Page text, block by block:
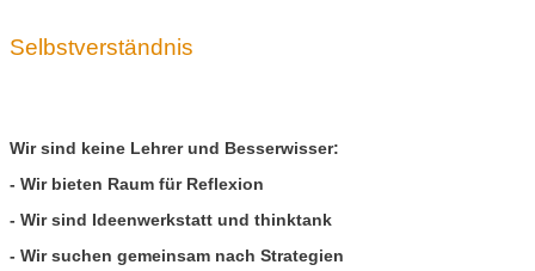
Selbstverständnis
Wir sind keine Lehrer und Besserwisser:
- Wir bieten Raum für Reflexion
- Wir sind Ideenwerkstatt und thinktank
- Wir suchen gemeinsam nach Strategien